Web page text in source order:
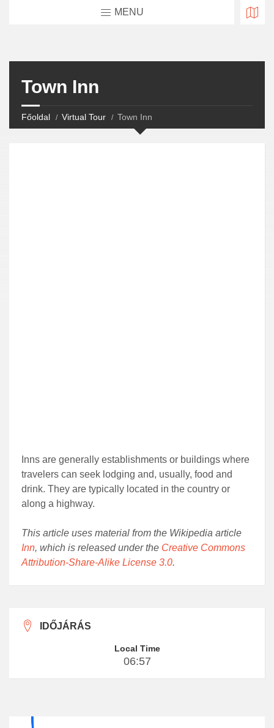
MENU
Town Inn
Főoldal Virtual Tour Town Inn
Inns are generally establishments or buildings where
travelers can seek lodging and, usually, food and
drink. They are typically located in the country or
along a highway.
This article uses material from the Wikipedia article
Inn, which is released under the Creative Commons
Attribution-Share-Alike License 3.0.
IDŐJÁRÁS
Local Time
06:57